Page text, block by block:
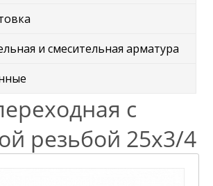
и смесительная арматура
с
резьбой 25х3/4